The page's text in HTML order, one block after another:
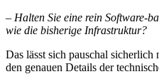
– Halten Sie eine rein Software-
wie die bisherige Infrastruktur?
Das lässt sich pauschal
den genauen Details der